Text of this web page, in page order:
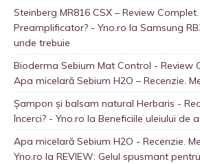
Steinberg MR816 CSX – Review
Preamplificator? - Yno.ro la Samsung
unde trebuie
Bioderma Sebium Mat Control - Review
Apa micelară Sebium H2O – Recenzie.
Șampon și balsam natural Herbaris -
încerci? - Yno.ro la Beneficiile uleiului de
Apa micelară Sebium H2O - Recenzie.
Yno.ro la REVIEW: Gelul spusmant